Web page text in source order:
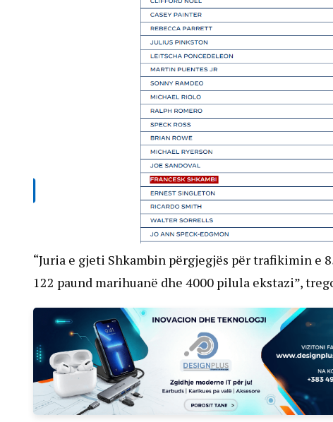
“Juria e gjeti Shkambin përgjegjës për trafikimin
122 paund marihuanë dhe 4000 pilula ekstazi”,